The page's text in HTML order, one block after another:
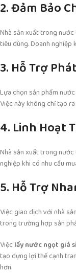
2. Đảm Bảo
Nhà sản xuất trong
tiêu dùng. Doanh nghiệp
3. Hỗ Trợ
Lựa chọn sản phẩm
Việc này không chỉ tạo
4. Linh Hoạt
Nhà sản xuất trong
nghiệp khi có nhu cầu
5. Hỗ Trợ
Việc giao dịch với nhà
trong trường hợp sản
Việc lấy nước ngọt giá
tạo dựng lợi thế cạnh
hơn.